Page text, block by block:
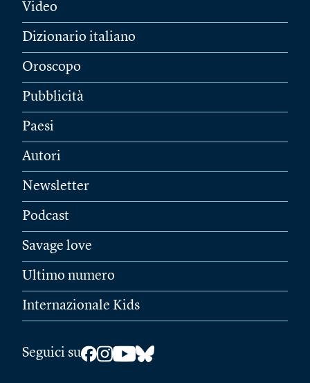
Video
Dizionario italiano
Oroscopo
Pubblicità
Paesi
Autori
Newsletter
Podcast
Savage love
Ultimo numero
Internazionale Kids
Seguici su